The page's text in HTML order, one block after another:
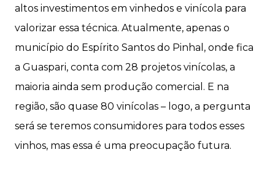
altos investimentos em vinhedos e vinícola para
valorizar essa técnica. Atualmente, apenas o
município do Espírito Santos do Pinhal, onde fica
a Guaspari, conta com 28 projetos vinícolas, a
maioria ainda sem produção comercial. E na
região, são quase 80 vinícolas – logo, a pergunta
será se teremos consumidores para todos esses
vinhos, mas essa é uma preocupação futura.